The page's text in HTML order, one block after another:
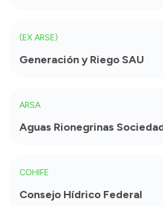
Generación y Riego SAU
(EX ARSE)
Aguas Rionegrinas
ARSA
Consejo Hídrico Federal
COHIFE